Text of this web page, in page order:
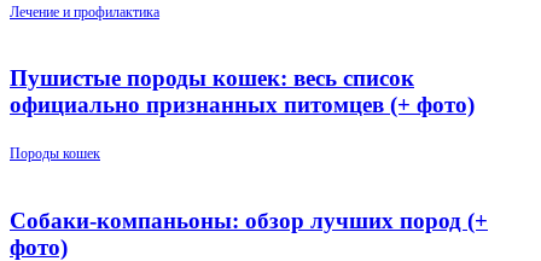
Лечение и профилактика
Пушистые породы кошек: весь список
официально признанных питомцев (+ фото)
Породы кошек
Собаки-компаньоны: обзор лучших пород (+
фото)